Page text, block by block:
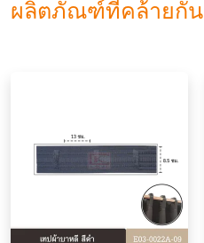
ผลิตภัณฑ์ที่คล้ายกัน